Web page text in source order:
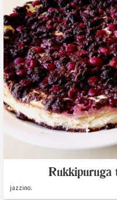
Rukkipuruga
jazzino.